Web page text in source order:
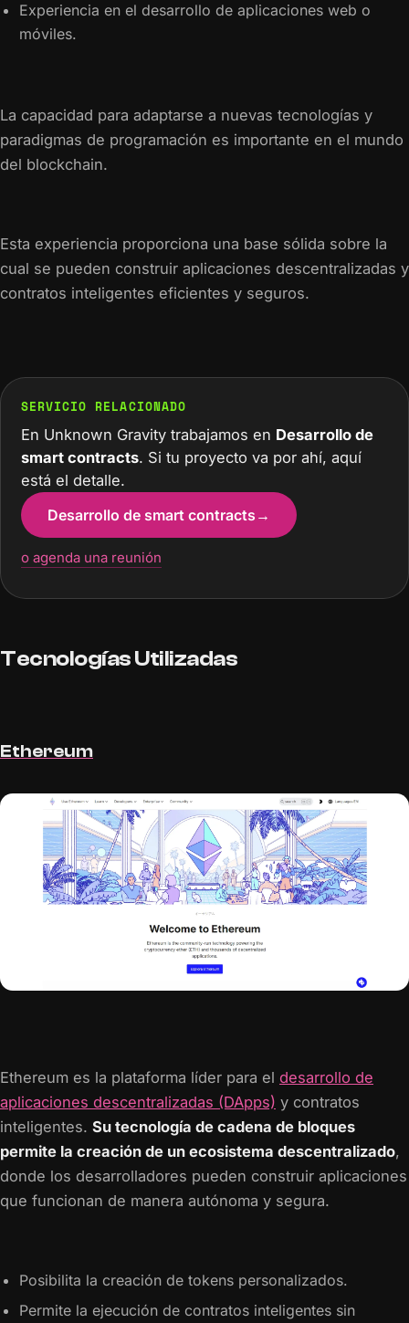
Experiencia en el desarrollo de aplicaciones web o
móviles.
La capacidad para adaptarse a nuevas tecnologías y
paradigmas de programación es importante en el mundo
del blockchain.
Esta experiencia proporciona una base sólida sobre la
cual se pueden construir aplicaciones descentralizadas y
contratos inteligentes eficientes y seguros.
SERVICIO RELACIONADO
En Unknown Gravity trabajamos en Desarrollo de
smart contracts. Si tu proyecto va por ahí, aquí
está el detalle.
Desarrollo de smart contracts →
o agenda una reunión
Tecnologías Utilizadas
Ethereum
Ethereum es la plataforma líder para el desarrollo de
aplicaciones descentralizadas (DApps) y contratos
inteligentes. Su tecnología de cadena de bloques
permite la creación de un ecosistema descentralizado,
donde los desarrolladores pueden construir aplicaciones
que funcionan de manera autónoma y segura.
Posibilita la creación de tokens personalizados.
Permite la ejecución de contratos inteligentes sin